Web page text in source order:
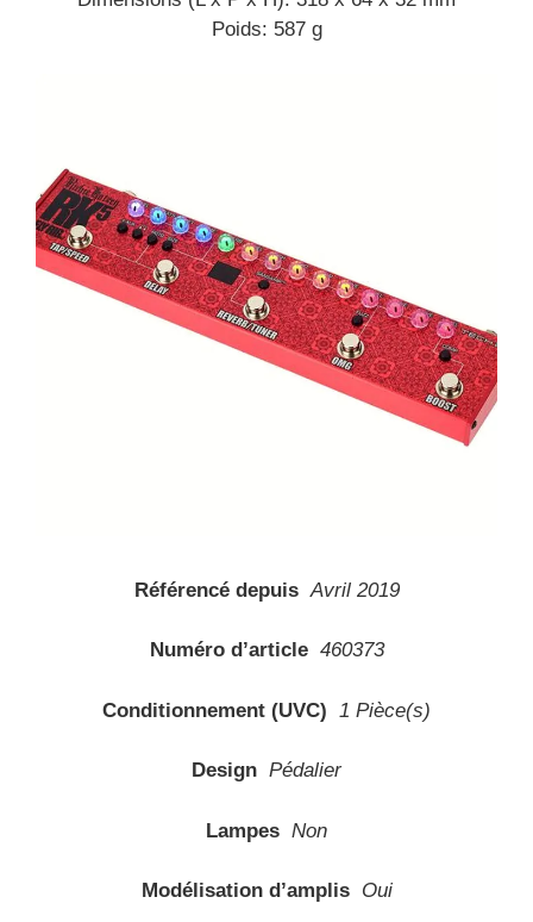
Poids: 587 g
Référencé depuis Avril 2019
Numéro d’article 460373
Conditionnement (UVC) 1 Pièce(s)
Design Pédalier
Lampes Non
Modélisation d’amplis Oui